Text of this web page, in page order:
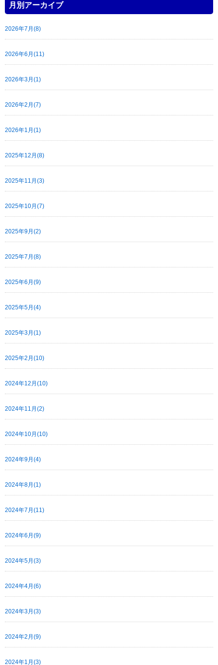
月別アーカイブ
2026年7月(8)
2026年6月(11)
2026年3月(1)
2026年2月(7)
2026年1月(1)
2025年12月(8)
2025年11月(3)
2025年10月(7)
2025年9月(2)
2025年7月(8)
2025年6月(9)
2025年5月(4)
2025年3月(1)
2025年2月(10)
2024年12月(10)
2024年11月(2)
2024年10月(10)
2024年9月(4)
2024年8月(1)
2024年7月(11)
2024年6月(9)
2024年5月(3)
2024年4月(6)
2024年3月(3)
2024年2月(9)
2024年1月(3)